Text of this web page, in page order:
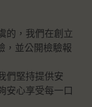
的，我們在創立
，並公開檢驗報
們堅持提供安
安心享受每一口